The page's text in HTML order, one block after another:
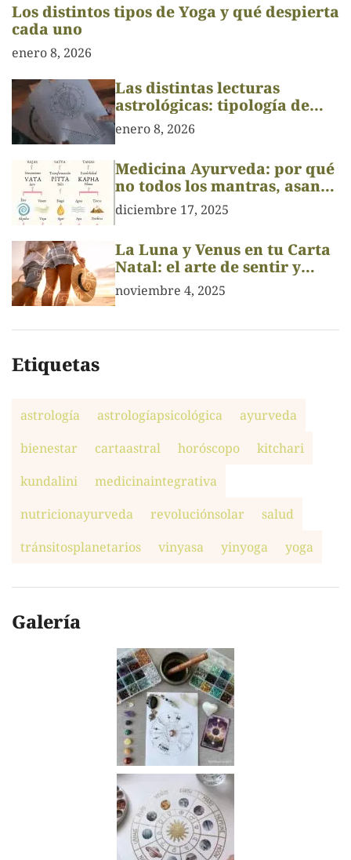
Los distintos tipos de Yoga y qué despierta
cada uno
enero 8, 2026
Las distintas lecturas
astrológicas: tipología de
Carta Astral
enero 8, 2026
Medicina Ayurveda: por qué
no todos los mantras, asanas
o pranayamas son para
todos
diciembre 17, 2025
La Luna y Venus en tu Carta
Natal: el arte de sentir y
amar
noviembre 4, 2025
Etiquetas
astrología astrologíapsicológica
ayurveda
bienestar
cartaastral horóscopo
kitchari
kundalini
medicinaintegrativa
nutricionayurveda
revoluciónsolar
salud
tránsitosplanetarios
vinyasa yinyoga yoga
Galería